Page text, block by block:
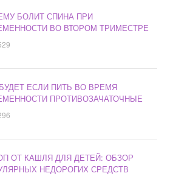
БОЛИТ СПИНА ПРИ
ВО ВТОРОМ ТРИМЕСТРЕ
ЕСЛИ ПИТЬ ВО ВРЕМЯ
ПРОТИВОЗАЧАТОЧНЫЕ
ОТ КАШЛЯ ДЛЯ ДЕТЕЙ: ОБЗОР
НЕДОРОГИХ СРЕДСТВ